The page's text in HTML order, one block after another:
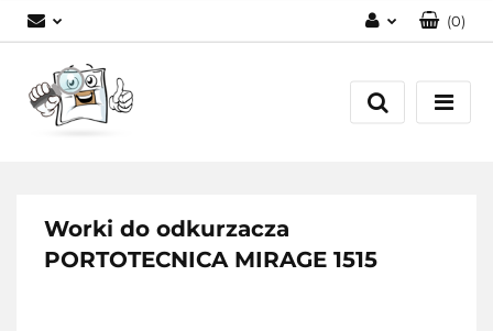
Zarejestruj się
(0)
Worki do odkurzacza
PORTOTECNICA MIRAGE 1515